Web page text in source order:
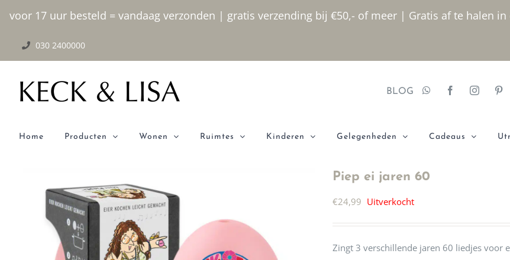
voor 17 uur besteld = vandaag verzonden | gratis verzending bij €50,- of meer | Gratis af te halen
inhoud
030 2400000
BLOG
Home Producten Wonen Ruimtes Kinderen Gelegenheden Cadeaus
Piep ei jaren 60
€24,99 Uitverkocht
Zingt 3 verschillende jaren 60 liedjes voor